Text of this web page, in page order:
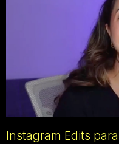
Instagram Edits